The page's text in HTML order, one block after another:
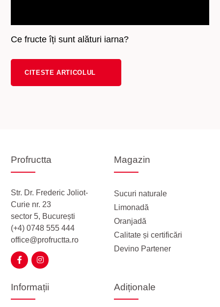
Ce fructe îți sunt alături iarna?
CITESTE ARTICOLUL
Profructta
Str. Dr. Frederic Joliot-
Curie nr. 23
sector 5, București
(+4) 0748 555 444
office@profructta.ro
Magazin
Sucuri naturale
Limonadă
Oranjadă
Calitate și certificări
Devino Partener
Informații Adiționale